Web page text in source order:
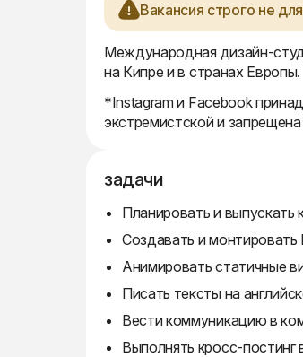
Вакансия строго не
Международная дизайн-
на Кипре и в странах Европы.
*Instagram и Facebook
экстремистской и
задачи
Планировать и выпускать
Создавать и монтировать
Анимировать статичные
Писать тексты на
Вести коммуникацию в
Выполнять кросс-